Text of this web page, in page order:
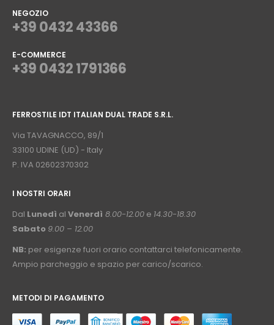
NEGOZIO
+39 0432 43366
E-COMMERCE
+39 0432 1791366
FERROSTILE IDT ITALIAN DUAL TRADE S.R.L.
Via TAVAGNACCO, 89/1
33100 UDINE (UD) - Italy
P. IVA 02602370302
I NOSTRI ORARI
Dal Lunedì al Venerdì 8.00-12.00 e 14.30-18.30
Sabato 9.00 – 12.00
NB: per esigenze fuori orario contattarci telefonicamente.
Ampio parcheggio e spazio per carico/scarico.
METODI DI PAGAMENTO